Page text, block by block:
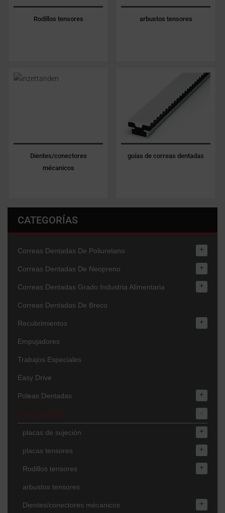
Rodillos tensores arbustos tensores
Dientes/conectores
mécanicos
guías de correas dentadas
CATEGORÍAS
Correas Dentadas De Poliuretano +
Correas Dentadas De Neopreno +
Correas Dentadas Grado Industria Alimentaria +
Correas Dentadas De Breco
Recubrimientos +
Empujadores
Trabajos Especiales
Easy Drive
Poleas Dentadas +
Componentes -
placas de sujeción +
placas tensores +
Rodillos tensores +
arbustos tensores
Dientes/conectores mécanicos +